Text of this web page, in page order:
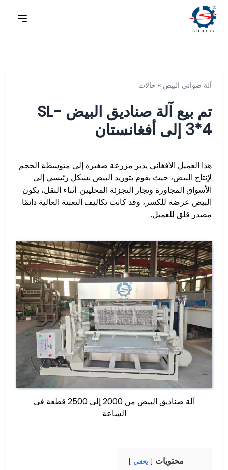
آلة صواني البيض » حالات
تم بيع آلة صناديق البيض SL-
3*4 إلى أفغانستان
هذا العميل الأفغاني يدير مزرعة صغيرة إلى متوسطة الحجم
لإنتاج البيض، حيث يقوم بتوريد البيض بشكل رئيسي إلى
الأسواق المجاورة وتجار التجزئة المحليين. أثناء النقل، يكون
البيض عرضة للكسر، وقد كانت تكاليف التعبئة العالية دائمًا
مصدر قلق للعميل.
آلة صناديق البيض من 2000 إلى 2500 قطعة في
الساعة
محتويات يخفي